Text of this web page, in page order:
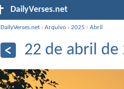
DailyVerses.net
DailyVerses.net ›Arquivo ›2025 ›Abril
22 de abril de